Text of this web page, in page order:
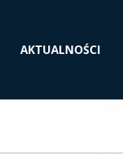
AKTUALNOŚCI